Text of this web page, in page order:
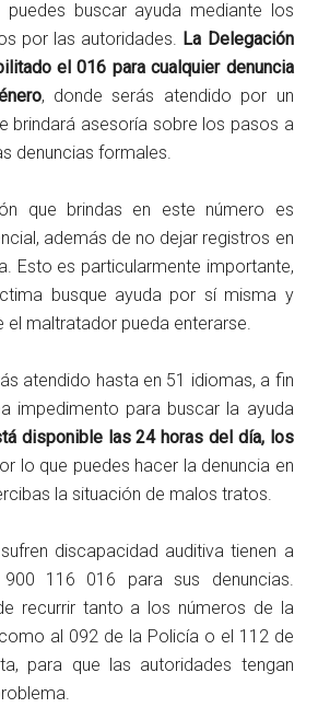
puedes buscar ayuda mediante los
por las autoridades. La Delegación
el 016 para cualquier denuncia
, donde serás atendido por un
brindará asesoría sobre los pasos a
denuncias formales.
que brindas en este número es
además de no dejar registros en
Esto es particularmente importante,
busque ayuda por sí misma y
el maltratador pueda enterarse.
atendido hasta en 51 idiomas, a fin
impedimento para buscar la ayuda
disponible las 24 horas del día, los
lo que puedes hacer la denuncia en
la situación de malos tratos.
discapacidad auditiva tienen a
116 016 para sus denuncias.
recurrir tanto a los números de la
al 092 de la Policía o el 112 de
para que las autoridades tengan